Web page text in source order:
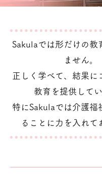
Sakulaでは形だけの教
ません。
正しく学べて、結果に
教育を提供してい
特にSakulaでは介護福
ることに力を入れて